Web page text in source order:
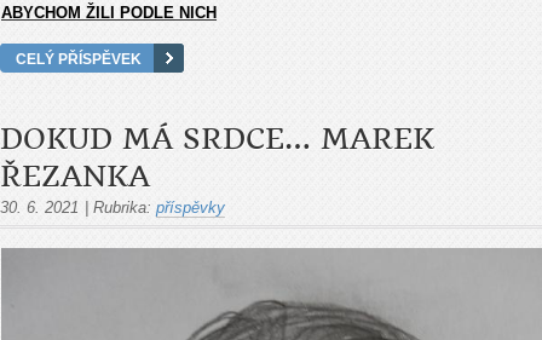
ABYCHOM ŽILI PODLE NICH
CELÝ PŘÍSPĚVEK
DOKUD MÁ SRDCE… MAREK
ŘEZANKA
30. 6. 2021 | Rubrika: příspěvky